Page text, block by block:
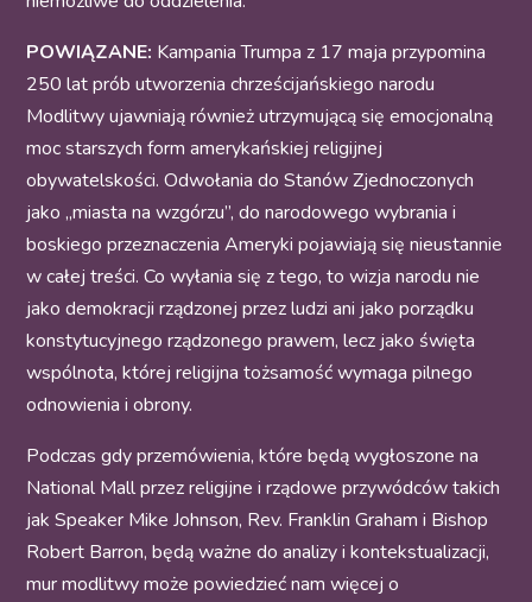
POWIĄZANE: Kampania Trumpa z 17 maja przypomina
250 lat prób utworzenia chrześcijańskiego narodu
Modlitwy ujawniają również utrzymującą się emocjonalną
moc starszych form amerykańskiej religijnej
obywatelskości. Odwołania do Stanów Zjednoczonych
jako „miasta na wzgórzu”, do narodowego wybrania i
boskiego przeznaczenia Ameryki pojawiają się nieustannie
w całej treści. Co wyłania się z tego, to wizja narodu nie
jako demokracji rządzonej przez ludzi ani jako porządku
konstytucyjnego rządzonego prawem, lecz jako święta
wspólnota, której religijna tożsamość wymaga pilnego
odnowienia i obrony.
Podczas gdy przemówienia, które będą wygłoszone na
National Mall przez religijne i rządowe przywódców takich
jak Speaker Mike Johnson, Rev. Franklin Graham i Bishop
Robert Barron, będą ważne do analizy i kontekstualizacji,
mur modlitwy może powiedzieć nam więcej o